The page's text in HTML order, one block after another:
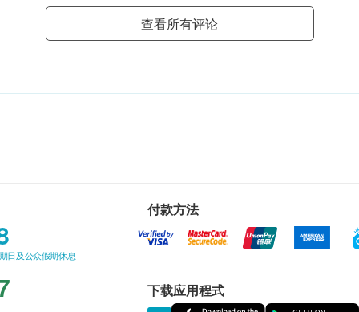
查看所有评论
日及公众假期休息
付款方法
下载应用程式